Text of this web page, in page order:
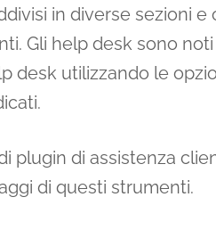
in diverse sezioni e
Gli help desk sono
desk utilizzando le
plugin di assistenza
di questi strumenti.